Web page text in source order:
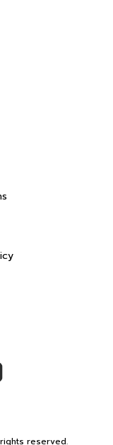
reserved.